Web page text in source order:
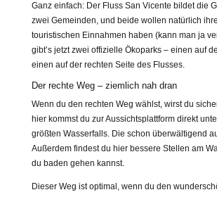
Ganz einfach: Der Fluss San Vicente bildet die
zwei Gemeinden, und beide wollen natürlich
touristischen Einnahmen haben (kann man ja
gibt’s jetzt zwei offizielle Ökoparks – einen auf
einen auf der rechten Seite des Flusses.
Der rechte Weg – ziemlich nah dran
Wenn du den rechten Weg wählst, wirst du
hier kommst du zur Aussichtsplattform direkt
größten Wasserfalls. Die schon überwältigend
Außerdem findest du hier bessere Stellen am
du baden gehen kannst.
Dieser Weg ist optimal, wenn du den